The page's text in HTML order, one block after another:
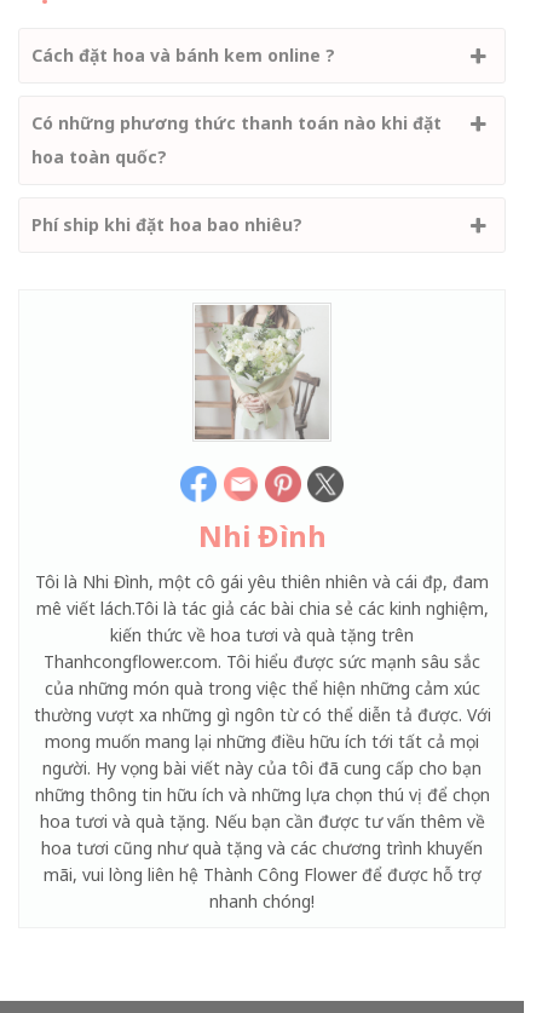
Cách đặt hoa và bánh kem online ?
Có những phương thức thanh toán nào khi đặt
hoa toàn quốc?
Phí ship khi đặt hoa bao nhiêu?
Nhi Đình
Tôi là Nhi Đình, một cô gái yêu thiên nhiên và cái đẹp, đam
mê viết lách.Tôi là tác giả các bài chia sẻ các kinh nghiệm,
kiến thức về hoa tươi và quà tặng trên
Thanhcongflower.com. Tôi hiểu được sức mạnh sâu sắc
của những món quà trong việc thể hiện những cảm xúc
thường vượt xa những gì ngôn từ có thể diễn tả được. Với
mong muốn mang lại những điều hữu ích tới tất cả mọi
người. Hy vọng bài viết này của tôi đã cung cấp cho bạn
những thông tin hữu ích và những lựa chọn thú vị để chọn
hoa tươi và quà tặng. Nếu bạn cần được tư vấn thêm về
hoa tươi cũng như quà tặng và các chương trình khuyến
mãi, vui lòng liên hệ Thành Công Flower để được hỗ trợ
nhanh chóng!